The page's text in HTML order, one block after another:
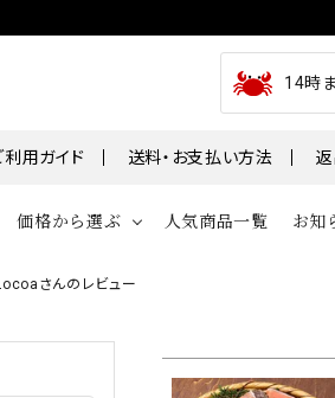
14時
利用ガイド 送料・お支払い方法
ニ
価格から選ぶ
￥30,001～
人気商品一覧 お知
さんのレビュー